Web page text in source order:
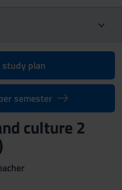
study plan
semester
culture 2